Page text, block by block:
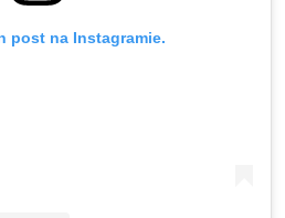
post na Instagramie.